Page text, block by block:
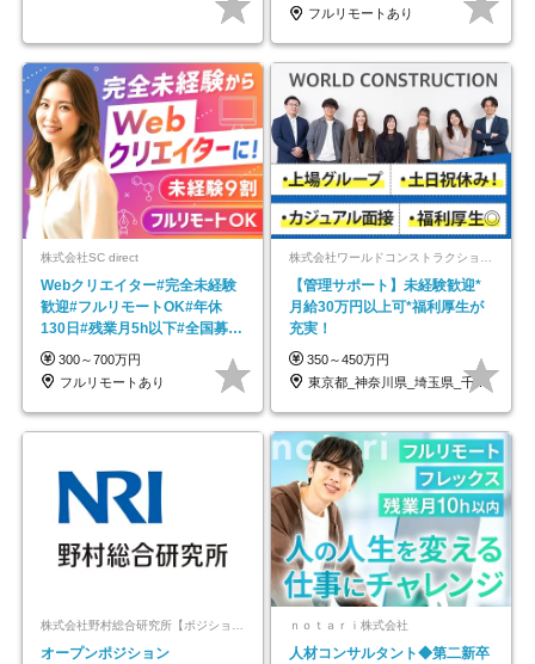
フルリモートあり
株式会社SC direct
Webクリエイター#完全未経験
歓迎#フルリモートOK#年休
130日#残業月5h以下#全国募集
#最大1年の研修
300～700万円
フルリモートあり
【管理サポート】未経験歓迎*
月給30万円以上可*福利厚生が
充実！
350～450万円
東京都_神奈川県_埼玉県_千葉県_大阪府…
オープンポジション
ｎｏｔａｒｉ株式会社
人材コンサルタント◆第二新卒